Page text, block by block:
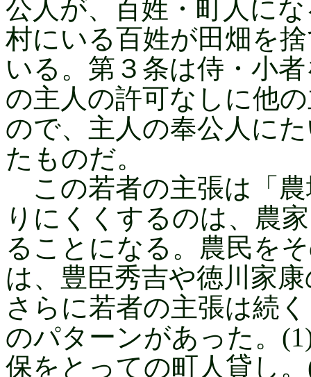
公人が、百姓・町人に
村にいる百姓が田畑を
いる。第３条は侍・小
の主人の許可なしに他
ので、主人の奉公人に
たものだ。
この若者の主張は「
りにくくするのは、農
ることになる。農民を
は、豊臣秀吉や徳川家
さらに若者の主張は続
のパターンがあった。
保をとっての町人貸し